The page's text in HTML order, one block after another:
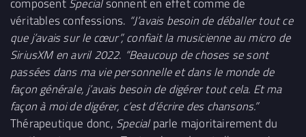
véritables confessions. “J’avais besoin de déballer tout ce
que j’avais sur le cœur”, confiait la musicienne au micro de
SiriusXM en avril 2022. “Beaucoup de choses se sont
passées dans ma vie personnelle et dans le monde de
façon générale, j’avais besoin de digérer tout cela. Et ma
façon à moi de digérer, c’est d’écrire des chansons.”
Thérapeutique donc, Specialparle majoritairement du